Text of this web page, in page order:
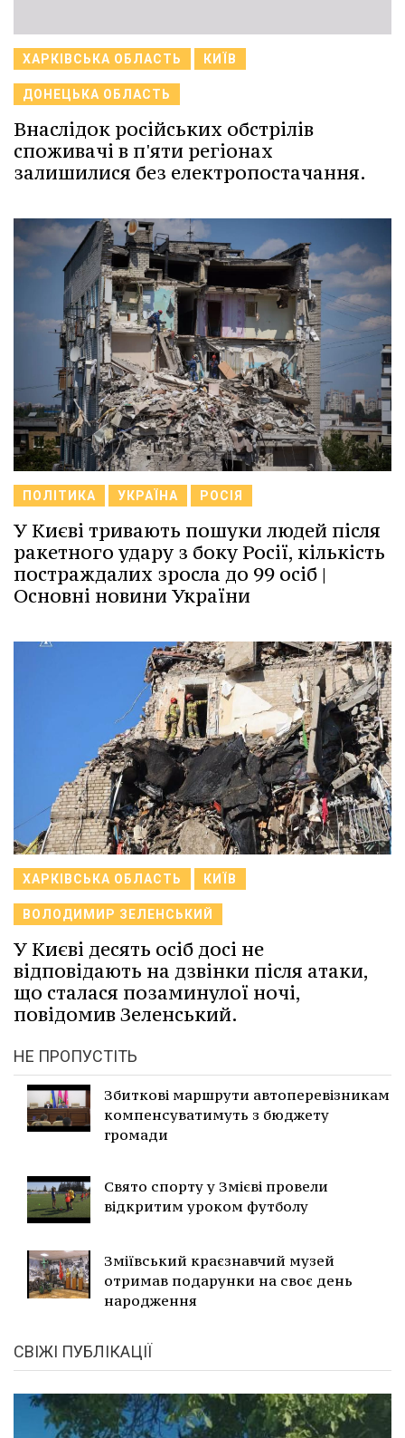
ХАРКІВСЬКА ОБЛАСТЬ КИЇВ
ДОНЕЦЬКА ОБЛАСТЬ
Внаслідок російських обстрілів
споживачі в п'яти регіонах
залишилися без електропостачання.
ПОЛІТИКА УКРАЇНА РОСІЯ
У Києві тривають пошуки людей після
ракетного удару з боку Росії, кількість
постраждалих зросла до 99 осіб |
Основні новини України
ХАРКІВСЬКА ОБЛАСТЬ КИЇВ
ВОЛОДИМИР ЗЕЛЕНСЬКИЙ
У Києві десять осіб досі не
відповідають на дзвінки після атаки,
що сталася позаминулої ночі,
повідомив Зеленський.
НЕ ПРОПУСТІТЬ
Збиткові маршрути автоперевізникам
компенсуватимуть з бюджету
громади
Свято спорту у Змієві провели
відкритим уроком футболу
Зміївський краєзнавчий музей
отримав подарунки на своє день
народження
СВІЖІ ПУБЛІКАЦІЇ